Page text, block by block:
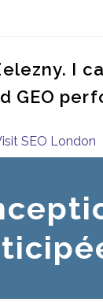
I
GEO